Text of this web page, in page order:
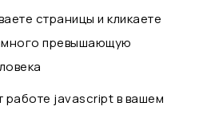
страницы и кликаете
превышающую
работе javascript в вашем